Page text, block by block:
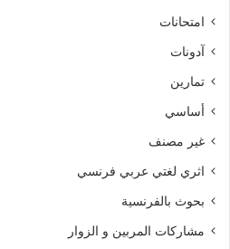
امتحانات
آدونات
تمارين
أساسي
غير مصنف
اثري لغتي عربي فرنسي
بحوث بالفرنسية
مشاركات المربين و الزوار